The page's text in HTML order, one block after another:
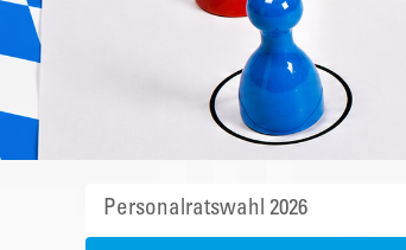
Personalratswahl 2026